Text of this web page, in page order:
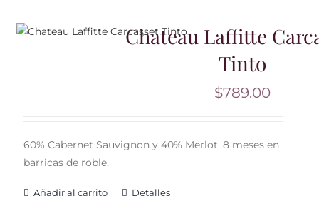
Chateau Laffitte
Tinto
$789.00
60% Cabernet Sauvignon y 40% Merlot. 8 meses en
barricas de roble.
Añadir al carrito Detalles